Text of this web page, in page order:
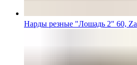
Нарды резные "Лошадь 2" 60,